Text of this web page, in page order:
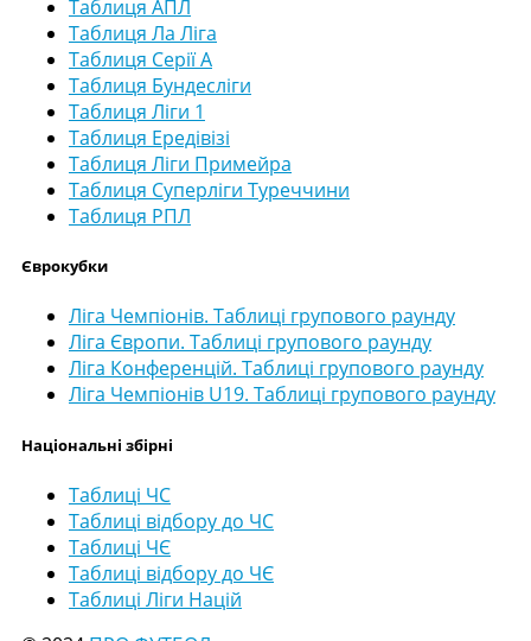
Таблиця АПЛ
Таблиця Ла Ліга
Таблиця Серії А
Таблиця Бундесліги
Таблиця Ліги 1
Таблиця Ередівізі
Таблиця Ліги Примейра
Таблиця Суперліги Туреччини
Таблиця РПЛ
Єврокубки
Ліга Чемпіонів. Таблиці групового раунду
Ліга Європи. Таблиці групового раунду
Ліга Конференцій. Таблиці групового раунду
Ліга Чемпіонів U19. Таблиці групового раунду
Національні збірні
Таблиці ЧС
Таблиці відбору до ЧС
Таблиці ЧЄ
Таблиці відбору до ЧЄ
Таблиці Ліги Націй